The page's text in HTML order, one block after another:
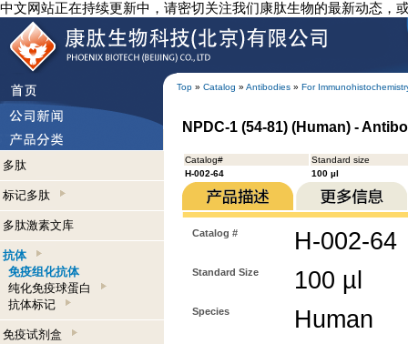
中文网站正在持续更新中，请密切关注我们康肽生物的最新动态，
Top » Catalog » Antibodies » For
多肽
标记多肽
多肽激素文库
抗体
免疫组化抗体
纯化免疫球蛋白
抗体标记
免疫试剂盒
NPDC-1 (54-81) (Human) -
Catalog#
Standard size
H-002-64
100 µl
Catalog # H-002-64
Standard Size 100 µl
Species Human